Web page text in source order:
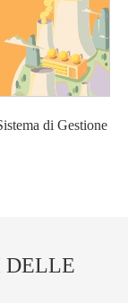
di Gestione
DELLE